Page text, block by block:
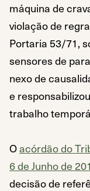
máquina de
violação de
Portaria 53/71,
sensores de
nexo de
e
trabalho
Oacórdão do
6 de Junho de
decisão de